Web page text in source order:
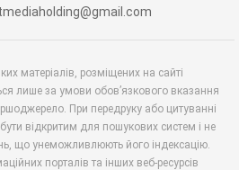
матеріалів, розміщених на сайті
лише за умови обов’язкового вказання
При передруку або цитуванні
відкритим для пошукових систем і не
що унеможливлюють його індексацію.
порталів та інших веб-ресурсів